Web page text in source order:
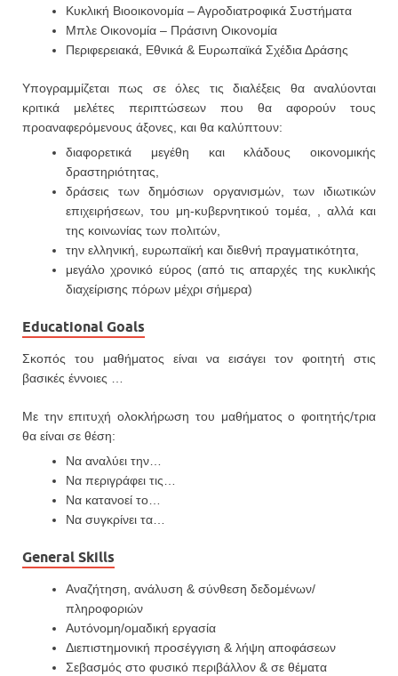
Κυκλική Βιοοικονομία – Αγροδιατροφικά Συστήματα
Μπλε Οικονομία – Πράσινη Οικονομία
Περιφερειακά, Εθνικά & Ευρωπαϊκά Σχέδια Δράσης
Υπογραμμίζεται πως σε όλες τις διαλέξεις θα αναλύονται
κριτικά μελέτες περιπτώσεων που θα αφορούν τους
προαναφερόμενους άξονες, και θα καλύπτουν:
διαφορετικά μεγέθη και κλάδους οικονομικής
δραστηριότητας,
δράσεις των δημόσιων οργανισμών, των ιδιωτικών
επιχειρήσεων, του μη-κυβερνητικού τομέα, , αλλά και
της κοινωνίας των πολιτών,
την ελληνική, ευρωπαϊκή και διεθνή πραγματικότητα,
μεγάλο χρονικό εύρος (από τις απαρχές της κυκλικής
διαχείρισης πόρων μέχρι σήμερα)
Educational Goals
Σκοπός του μαθήματος είναι να εισάγει τον φοιτητή στις
βασικές έννοιες …
Με την επιτυχή ολοκλήρωση του μαθήματος ο φοιτητής/τρια
θα είναι σε θέση:
Να αναλύει την…
Να περιγράφει τις…
Να κατανοεί το…
Να συγκρίνει τα…
General Skills
Αναζήτηση, ανάλυση & σύνθεση δεδομένων/
πληροφοριών
Αυτόνομη/ομαδική εργασία
Διεπιστημονική προσέγγιση & λήψη αποφάσεων
Σεβασμός στο φυσικό περιβάλλον & σε θέματα